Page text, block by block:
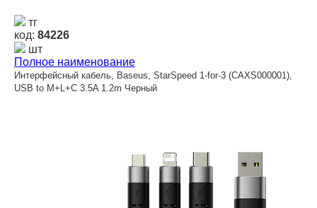
тг
код: 84226
шт
Полное наименование
Интерфейсный кабель, Baseus, StarSpeed 1-for-3 (CAXS000001),
USB to M+L+C 3.5A 1.2m Черный